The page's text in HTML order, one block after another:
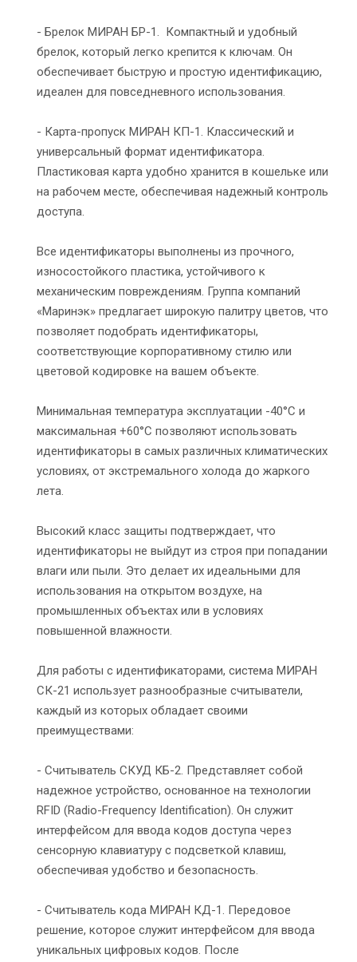
- Брелок МИРАН БР-1. Компактный и удобный
брелок, который легко крепится к ключам. Он
обеспечивает быструю и простую идентификацию,
идеален для повседневного использования.
- Карта-пропуск МИРАН КП-1. Классический и
универсальный формат идентификатора.
Пластиковая карта удобно хранится в кошельке или
на рабочем месте, обеспечивая надежный контроль
доступа.
Все идентификаторы выполнены из прочного,
износостойкого пластика, устойчивого к
механическим повреждениям. Группа компаний
«Маринэк» предлагает широкую палитру цветов, что
позволяет подобрать идентификаторы,
соответствующие корпоративному стилю или
цветовой кодировке на вашем объекте.
Минимальная температура эксплуатации -40°С и
максимальная +60°С позволяют использовать
идентификаторы в самых различных климатических
условиях, от экстремального холода до жаркого
лета.
Высокий класс защиты подтверждает, что
идентификаторы не выйдут из строя при попадании
влаги или пыли. Это делает их идеальными для
использования на открытом воздухе, на
промышленных объектах или в условиях
повышенной влажности.
Для работы с идентификаторами, система МИРАН
СК-21 использует разнообразные считыватели,
каждый из которых обладает своими
преимуществами:
- Считыватель СКУД КБ-2. Представляет собой
надежное устройство, основанное на технологии
RFID (Radio-Frequency Identification). Он служит
интерфейсом для ввода кодов доступа через
сенсорную клавиатуру с подсветкой клавиш,
обеспечивая удобство и безопасность.
- Считыватель кода МИРАН КД-1. Передовое
решение, которое служит интерфейсом для ввода
уникальных цифровых кодов. После